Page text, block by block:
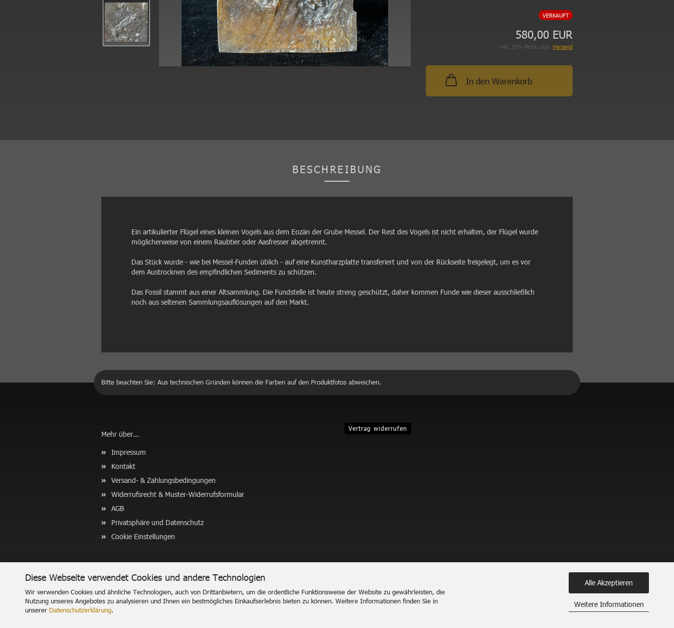
Diese Webseite verwendet Cookies und andere Technologien
Wir verwenden Cookies und ähnliche Technologien, auch von Drittanbietern, um die ordentliche Funktionsweise der Website zu gewährleisten, die
Nutzung unseres Angebotes zu analysieren und Ihnen ein bestmögliches Einkaufserlebnis bieten zu können. Weitere Informationen finden Sie in
unserer Datenschutzerklärung.
Alle Akzeptieren
Weitere Informationen
VERKAUFT
580,00 EUR
inkl. 19% MwSt. zzgl. Versand
In den Warenkorb
BESCHREIBUNG
Ein artikulierter Flügel eines kleinen Vogels aus dem Eozän der Grube Messel. Der Rest des Vogels ist nicht erhalten, der Flügel wurde
möglicherweise von einem Raubtier oder Aasfresser abgetrennt.
Das Stück wurde - wie bei Messel-Funden üblich - auf eine Kunstharzplatte transferiert und von der Rückseite freigelegt, um es vor
dem Austrocknen des empfindlichen Sediments zu schützen.
Das Fossil stammt aus einer Altsammlung. Die Fundstelle ist heute streng geschützt, daher kommen Funde wie dieser ausschließlich
noch aus seltenen Sammlungsauflösungen auf den Markt.
Bitte beachten Sie: Aus technischen Gründen können die Farben auf den Produktfotos abweichen.
Mehr über...
Impressum
Kontakt
Versand- & Zahlungsbedingungen
Widerrufsrecht & Muster-Widerrufsformular
AGB
Privatsphäre und Datenschutz
Cookie Einstellungen
Vertrag widerrufen
Onlineshop erstellenmit Gambio.de © 2026